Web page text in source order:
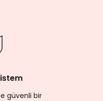
güvenli bir